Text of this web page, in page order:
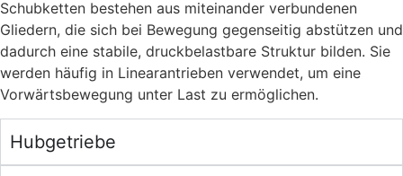
Schubketten bestehen aus miteinander verbundenen
Gliedern, die sich bei Bewegung gegenseitig abstützen und
dadurch eine stabile, druckbelastbare Struktur bilden. Sie
werden häufig in Linearantrieben verwendet, um eine
Vorwärtsbewegung unter Last zu ermöglichen.
Hubgetriebe